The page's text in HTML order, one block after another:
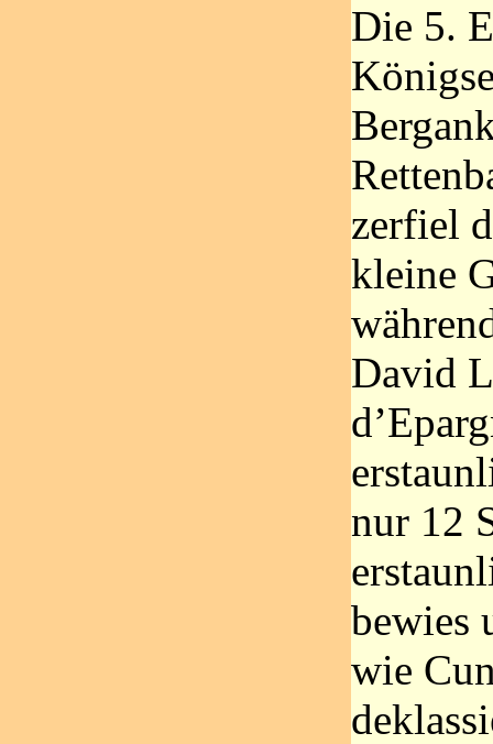
Die 5.
zerfiel
kleine
David
nur 12
bewies
wie